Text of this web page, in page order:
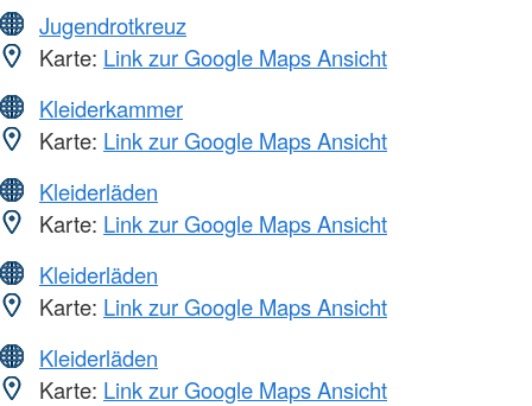
Jugendrotkreuz
Karte: Link zur Google Maps Ansicht
Kleiderkammer
Karte: Link zur Google Maps Ansicht
Kleiderläden
Karte: Link zur Google Maps Ansicht
Kleiderläden
Karte: Link zur Google Maps Ansicht
Kleiderläden
Karte: Link zur Google Maps Ansicht